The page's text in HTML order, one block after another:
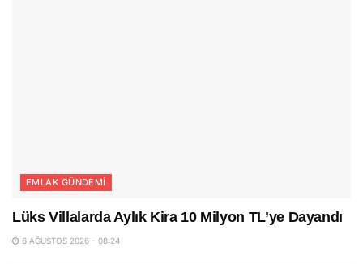
EMLAK GÜNDEMI
Lüks Villalarda Aylık Kira 10 Milyon TL’ye Dayandı
6 AĞUSTOS 2026 - 08:24